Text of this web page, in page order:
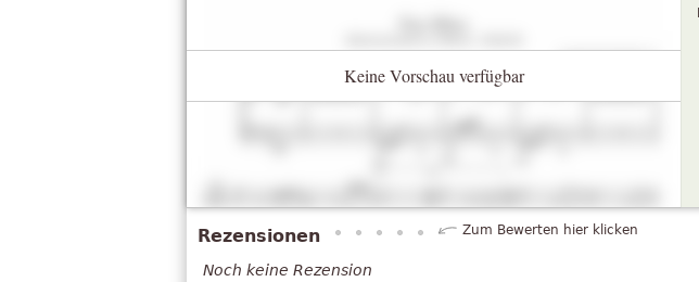
Keine Vorschau verfügbar
Rezensionen Zum Bewerten hier klicken
Noch keine Rezension